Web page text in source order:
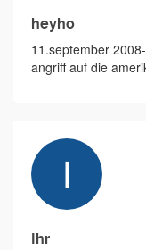
heyho
11.september
angriff auf die
Ihr